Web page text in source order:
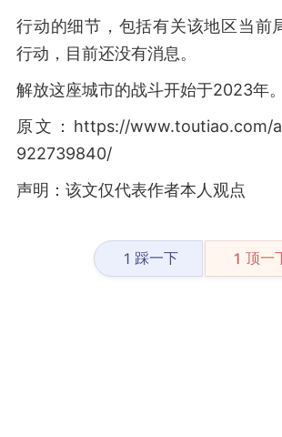
行动的细节，包括有关该地区当前
行动，目前还没有消息。
解放这座城市的战斗开始于2023年。
原文：https://www.toutiao.com/
922739840/
声明：该文仅代表作者本人观点
1 踩一下 1 顶一